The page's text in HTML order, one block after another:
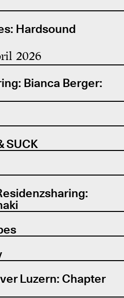
Hardsound
2026
Bianca Berger:
SUCK
Luzern: Chapter